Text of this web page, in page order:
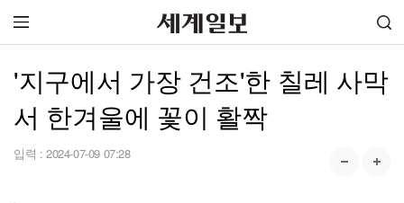
'지구에서 가장 건조'한 칠레 사막
서 한겨울에 꽃이 활짝
입력 : 2024-07-09 07:28